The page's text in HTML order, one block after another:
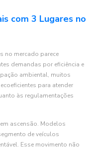
com 3 Lugares no
no mercado parece
demandas por eficiência e
ambiental, muitos
para atender
às regulamentações
ascensão. Modelos
de veículos
Esse movimento não